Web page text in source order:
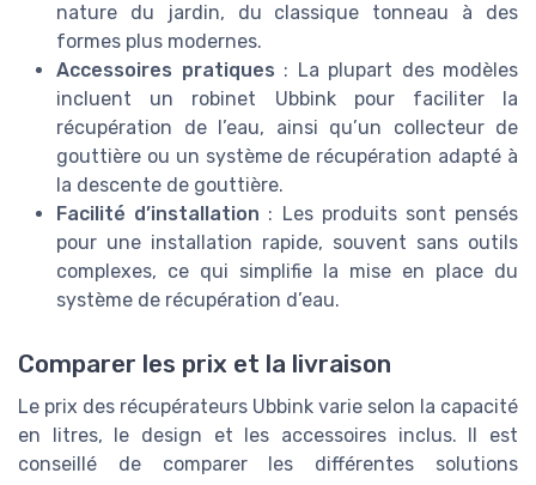
nature du jardin, du classique tonneau à des
formes plus modernes.
Accessoires pratiques : La plupart des modèles
incluent un robinet Ubbink pour faciliter la
récupération de l’eau, ainsi qu’un collecteur de
gouttière ou un système de récupération adapté à
la descente de gouttière.
Facilité d’installation : Les produits sont pensés
pour une installation rapide, souvent sans outils
complexes, ce qui simplifie la mise en place du
système de récupération d’eau.
Comparer les prix et la livraison
Le prix des récupérateurs Ubbink varie selon la capacité
en litres, le design et les accessoires inclus. Il est
conseillé de comparer les différentes solutions